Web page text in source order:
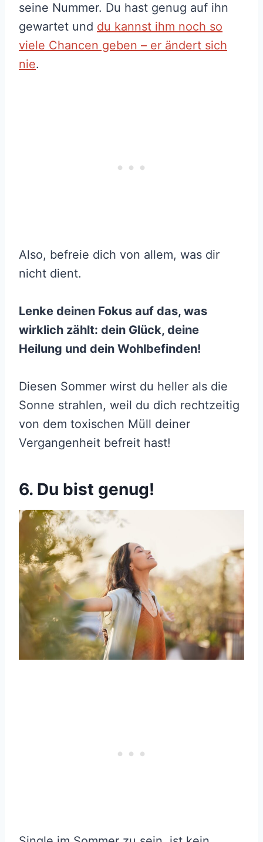
seine Nummer. Du hast genug auf ihn
gewartet und du kannst ihm noch so
viele Chancen geben – er ändert sich
nie.
Also, befreie dich von allem, was dir
nicht dient.
Lenke deinen Fokus auf das, was
wirklich zählt: dein Glück, deine
Heilung und dein Wohlbefinden!
Diesen Sommer wirst du heller als die
Sonne strahlen, weil du dich rechtzeitig
von dem toxischen Müll deiner
Vergangenheit befreit hast!
6. Du bist genug!